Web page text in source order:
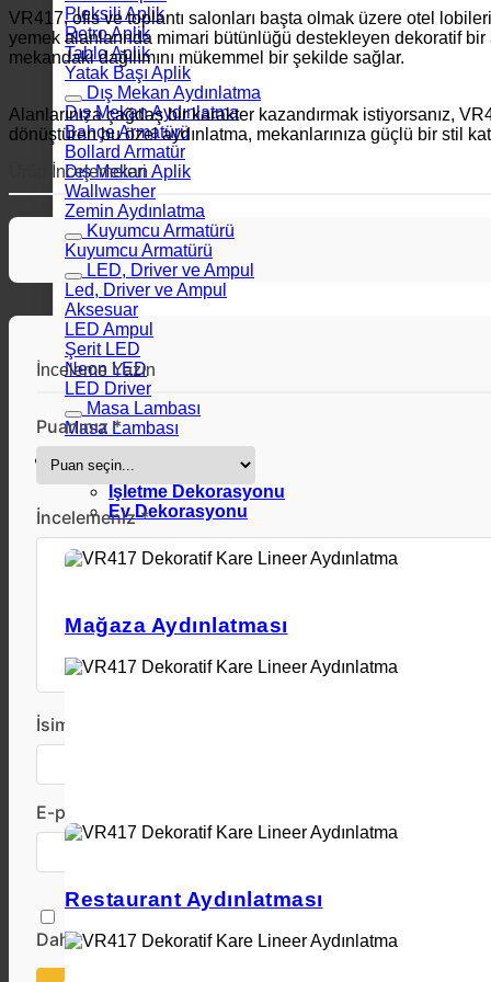
Pleksili Aplik
Retro Aplik
Tablo Aplik
Yatak Başı Aplik
Dış Mekan Aydınlatma
Dış Mekan Aydınlatma
Bahçe Armatürü
Bollard Armatür
Dış Mekan Aplik
Wallwasher
Zemin Aydınlatma
Kuyumcu Armatürü
Kuyumcu Armatürü
LED, Driver ve Ampul
Led, Driver ve Ampul
Aksesuar
LED Ampul
Şerit LED
Neon LED
LED Driver
Masa Lambası
Masa Lambası
Dekorasyon Önerileri
İşletme Dekorasyonu
Ev Dekorasyonu
Mağaza Aydınlatması
Restaurant Aydınlatması
VR417, ofis ve toplantı salonları başta olmak üzere otel
yemek alanlarında mimari bütünlüğü destekleyen dekoratif bir
mekandaki dağılımını mükemmel bir şekilde sağlar.
Alanlarınıza çağdaş bir karakter kazandırmak istiyorsanız,
dönüştüren bu özel aydınlatma, mekanlarınıza güçlü bir stil
Ürün İncelemeleri
İnceleme Yazın
Puanınız *
İncelemeniz *
İsim *
E-posta *
Daha sonraki yorumlarımda kullanılması için adım,